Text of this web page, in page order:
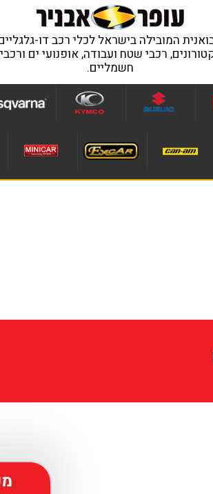
המובילה בישראל לכלי רכב דו-
רכבי שטח ועבודה, אופנועי ים
חשמליים.